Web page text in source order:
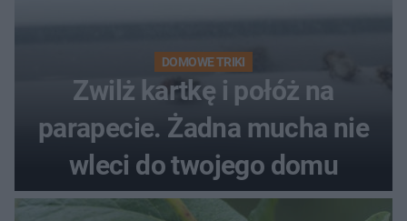
DOMOWE TRIKI
Zwilż kartkę i połóż na
parapecie. Żadna mucha nie
wleci do twojego domu